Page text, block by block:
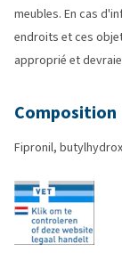
meubles. En cas
endroits et ces
approprié et
Composition
Fipronil,